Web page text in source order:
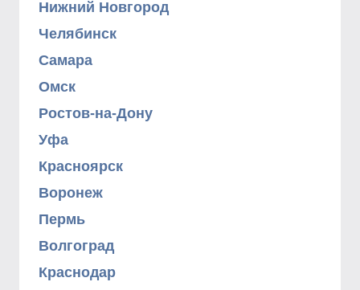
Нижний Новгород
Челябинск
Самара
Омск
Ростов-на-Дону
Уфа
Красноярск
Воронеж
Пермь
Волгоград
Краснодар